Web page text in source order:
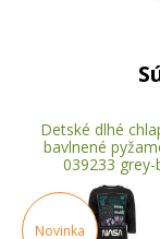
Detské dlhé
bavlnené
039233 grey-
Novinka